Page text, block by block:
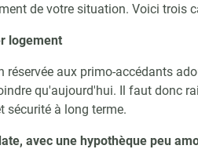
de votre situation. Voici trois
logement
réservée aux primo-accédants
qu'aujourd'hui. Il faut donc
sécurité à long terme.
avec une hypothèque peu